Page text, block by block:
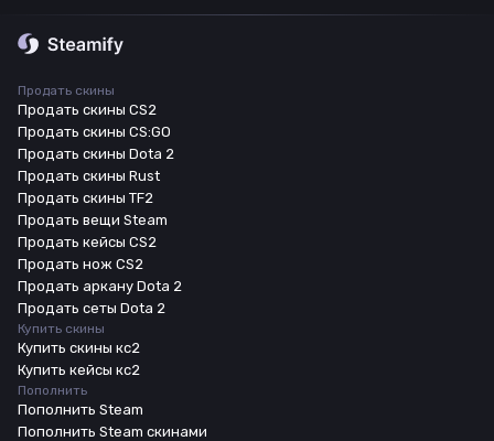
Продать скины
Продать скины CS2
Продать скины CS:GO
Продать скины Dota 2
Продать скины Rust
Продать скины TF2
Продать вещи Steam
Продать кейсы CS2
Продать нож CS2
Продать аркану Dota 2
Продать сеты Dota 2
Купить скины
Купить скины кс2
Купить кейсы кс2
Пополнить
Пополнить Steam
Пополнить Steam скинами